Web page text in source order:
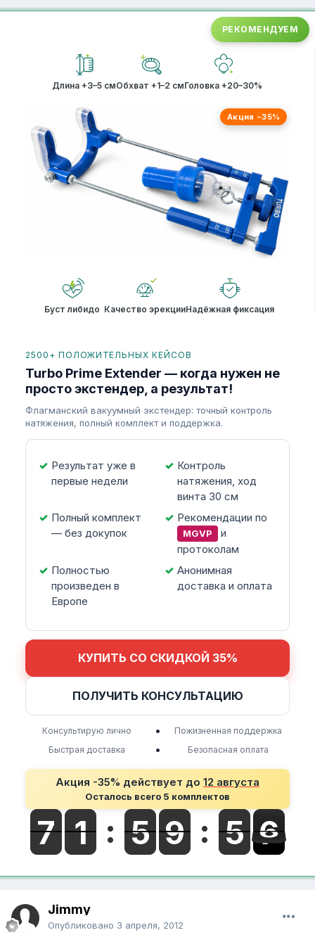
РЕКОМЕНДУЕМ
Длина +3–5 смОбхват +1–2 смГоловка +20–30%
Акция −35%
Буст либидо Качество эрекцииНадёжная фиксация
2500+ ПОЛОЖИТЕЛЬНЫХ КЕЙСОВ
Turbo Prime Extender — когда нужен не
просто экстендер, а результат!
Флагманский вакуумный экстендер: точный контроль
натяжения, полный комплект и поддержка.
Результат уже в
первые недели
Контроль
натяжения, ход
винта 30 см
Полный комплект
— без докупок
Рекомендации по
MGVP
и
протоколам
Полностью
произведен в
Европе
Анонимная
доставка и оплата
КУПИТЬ СО СКИДКОЙ 35%
ПОЛУЧИТЬ КОНСУЛЬТАЦИЮ
Консультирую лично •
Пожизненная поддержка
Быстрая доставка
• Безопасная оплата
Акция -35% действует до 12 августа
Осталось всего 5 комплектов
Jimmy
Опубликовано 3 апреля, 2012